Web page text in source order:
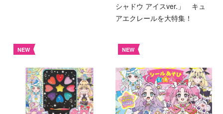
シャドウ アイスver.」 キュ
アエクレールを大特集！
NEW NEW